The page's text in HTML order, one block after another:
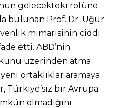
gelecekteki rolüne
bulunan Prof. Dr. Uğur
mimarisinin ciddi
etti. ABD’nin
üzerinden atma
ortaklıklar aramaya
bir Avrupa
olmadığını